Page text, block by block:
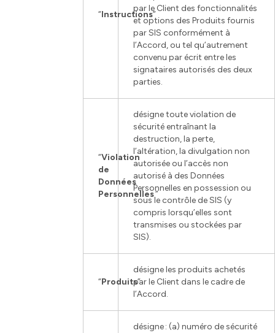
“Instructions”
par le Client des fonctionnalités
et options des Produits fournis
par SIS conformément à
l’Accord, ou tel qu’autrement
convenu par écrit entre les
signataires autorisés des deux
parties.
“Violation
de
Données
Personnelles”
désigne toute violation de
sécurité entraînant la
destruction, la perte,
l’altération, la divulgation non
autorisée ou l’accès non
autorisé à des Données
Personnelles en possession ou
sous le contrôle de SIS (y
compris lorsqu’elles sont
transmises ou stockées par
SIS).
“Produits”
désigne les produits achetés
par le Client dans le cadre de
l’Accord.
désigne : (a) numéro de sécurité